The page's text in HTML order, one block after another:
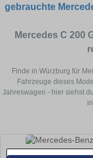
gebrauchte
Mercedes C 200
Finde in Würzburg für
Fahrzeuge dieses
Jahreswagen - hier siehst